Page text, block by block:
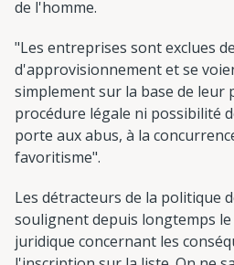
de l'homme.
"Les entreprises sont exclues
d'approvisionnement et se
simplement sur la base de leur
procédure légale ni possibilité
porte aux abus, à la
favoritisme".
Les détracteurs de la politique
soulignent depuis longtemps le
juridique concernant les